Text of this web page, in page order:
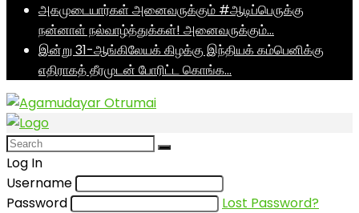
அகமுடையார்கள் அனைவருக்கும் #ஆடிப்பெருக்கு
நன்னாள் நல்வாழ்த்துக்கள்! அனைவருக்கும்…
இன்று 31-ஆங்கிலேயக் கிழக்கு இந்தியக் கம்பெனிக்கு
எதிராகத் தீரமுடன் போரிட்ட கொங்க…
Log In
Username
Password
Lost Password?